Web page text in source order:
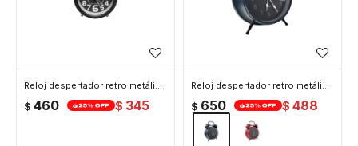
Reloj despertador retro metálico de campana doble 8*12 - Negro
$ 460 $ 345
Reloj despertador retro metálico con doble campana 10*17 - Azul
$ 650 $ 488